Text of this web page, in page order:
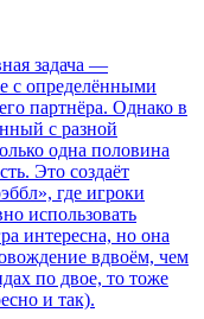
задача —
с определёнными
партнёра. Однако в
с разной
одна половина
Это создаёт
где игроки
использовать
интересна, но она
вдвоём, чем
по двое, то тоже
и так).